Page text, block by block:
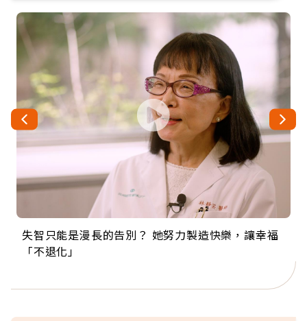
失智只能是漫長的告別？ 她努力製造快樂，讓幸福
「不退化」
來自剛果的巧克力神父 為台灣奉獻36年 「台灣是我
的家，我連作夢都講台語！」
63歲卸矽谷副總、搬回台灣找快樂！「蛋黃哥小
丑」走進安養院，逗樂上萬爺奶：退休後才開始真
104歲打破金氏世界紀錄 成為全球最年長羽球選
手，分享長壽的秘密原來是「這個」
事業巔峰他選擇追夢…黑手阿伯拉小提琴還登上小
巨蛋！連CNN都大讚！